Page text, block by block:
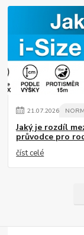
21.07.2026
Jaký je rozdíl
průvodce pro
číst celé